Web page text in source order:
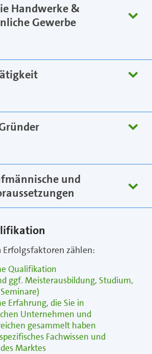
Handwerke &
Gewerbe
und
zählen:
Qualifikation
ggf. Meisterausbildung, Studium,
Erfahrung, die Sie in
Unternehmen und
gesammelt haben
Fachwissen und
Marktes